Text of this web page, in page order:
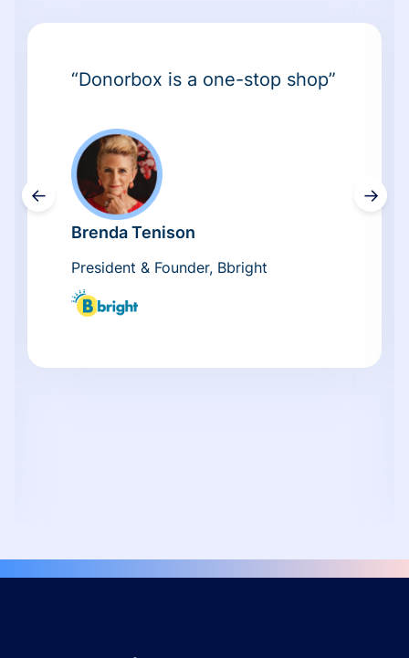
←
“Donorbox is a one-stop shop”
Brenda Tenison
President & Founder, Bbright
→